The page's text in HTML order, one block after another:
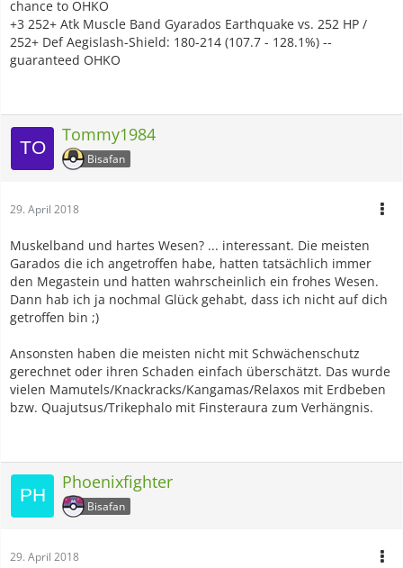
chance to OHKO
+3 252+ Atk Muscle Band Gyarados Earthquake vs. 252 HP /
252+ Def Aegislash-Shield: 180-214 (107.7 - 128.1%) --
guaranteed OHKO
Tommy1984
Bisafan
29. April 2018
Muskelband und hartes Wesen? ... interessant. Die meisten
Garados die ich angetroffen habe, hatten tatsächlich immer
den Megastein und hatten wahrscheinlich ein frohes Wesen.
Dann hab ich ja nochmal Glück gehabt, dass ich nicht auf dich
getroffen bin ;)
Ansonsten haben die meisten nicht mit Schwächenschutz
gerechnet oder ihren Schaden einfach überschätzt. Das wurde
vielen Mamutels/Knackracks/Kangamas/Relaxos mit Erdbeben
bzw. Quajutsus/Trikephalo mit Finsteraura zum Verhängnis.
Phoenixfighter
Bisafan
29. April 2018